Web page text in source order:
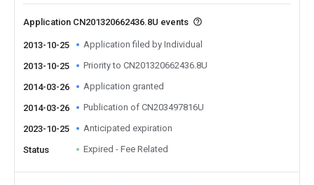
Application CN201320662436.8U events
2013-10-25 Application filed by Individual
2013-10-25 Priority to CN201320662436.8U
2014-03-26 Application granted
2014-03-26 Publication of CN203497816U
2023-10-25 Anticipated expiration
Status Expired - Fee Related